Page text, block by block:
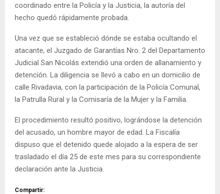
coordinado entre la Policía y la Justicia, la autoría del
hecho quedó rápidamente probada.
Una vez que se estableció dónde se estaba ocultando el
atacante, el Juzgado de Garantías Nro. 2 del Departamento
Judicial San Nicolás extendió una orden de allanamiento y
detención. La diligencia se llevó a cabo en un domicilio de
calle Rivadavia, con la participación de la Policía Comunal,
la Patrulla Rural y la Comisaría de la Mujer y la Familia.
El procedimiento resultó positivo, lográndose la detención
del acusado, un hombre mayor de edad. La Fiscalía
dispuso que el detenido quede alojado a la espera de ser
trasladado el día 25 de este mes para su correspondiente
declaración ante la Justicia.
Compartir: